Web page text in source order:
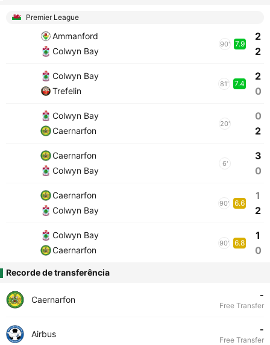
Premier League
Ammanford
Colwyn Bay
90' 7.9
2
2
Colwyn Bay
Trefelin
81' 7.4
2
0
Colwyn Bay
Caernarfon
20'
0
2
Caernarfon
Colwyn Bay
6'
3
0
Caernarfon
Colwyn Bay
90' 6.6
1
2
Colwyn Bay
Caernarfon
90' 6.8
1
0
Recorde de transferência
Caernarfon -
Free Transfer
Airbus -
Free Transfer